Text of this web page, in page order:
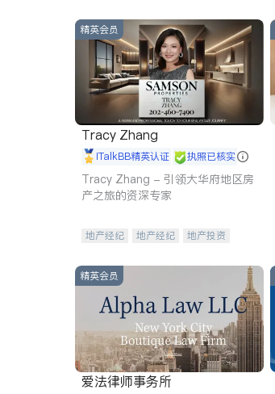
精英会员
Tracy Zhang
iTalkBB精英认证 执照已核实
Tracy Zhang - 引领大华府地区房
产之旅的资深专家
地产经纪 地产经纪
地产投资
精英会员
爱法律师事务所